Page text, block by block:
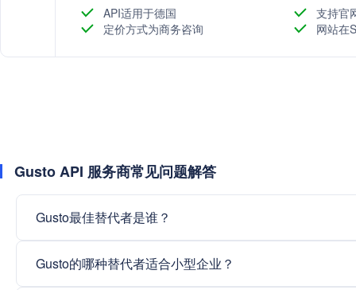
力资源、薪资、人才、时间、 税收和福利管理融为一
领导者。我们无与伦比的经验、深刻的洞察力和尖端的
API适用于德国
支持官
定价方式为商务咨询
网站在
Gusto API 服务商常见问题解答
Gusto最佳替代者是谁？
Gusto的哪种替代者适合小型企业？